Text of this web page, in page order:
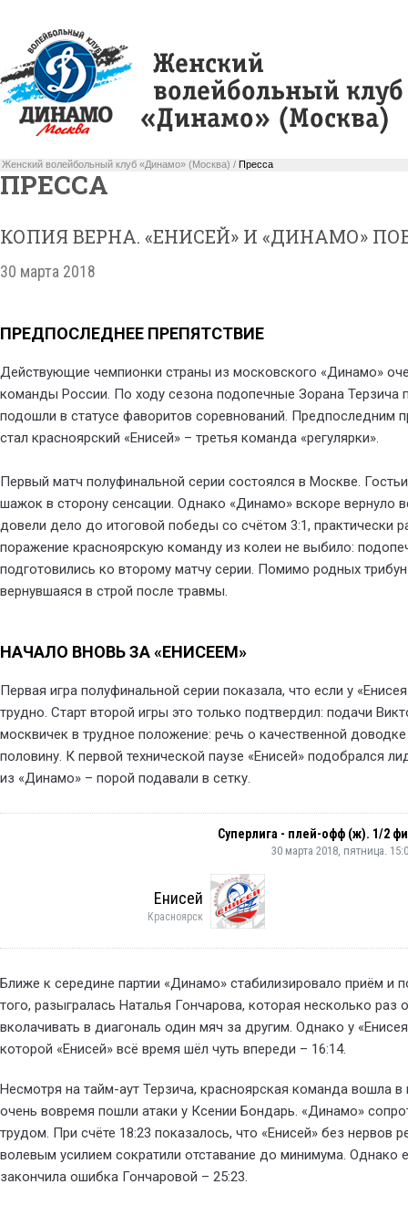
Женский волейбольный клуб «Динамо» (Москва) / Пресса
ПРЕССА
КОПИЯ ВЕРНА. «ЕНИСЕЙ» И «ДИНАМО»
30 марта 2018
ПРЕДПОСЛЕДНЕЕ ПРЕПЯТСТВИЕ
Действующие чемпионки страны из московского «Динамо»
команды России. По ходу сезона подопечные Зорана
подошли в статусе фаворитов соревнований. Предпоследним
стал красноярский «Енисей» – третья команда «регулярки».
Первый матч полуфинальной серии состоялся в Москве.
шажок в сторону сенсации. Однако «Динамо» вскоре вернуло
довели дело до итоговой победы со счётом 3:1, практически
поражение красноярскую команду из колеи не выбило:
подготовились ко второму матчу серии. Помимо родных
вернувшаяся в строй после травмы.
НАЧАЛО ВНОВЬ ЗА «ЕНИСЕЕМ»
Первая игра полуфинальной серии показала, что если у
трудно. Старт второй игры это только подтвердил: подачи
москвичек в трудное положение: речь о качественной
половину. К первой технической паузе «Енисей» подобрался
из «Динамо» – порой подавали в сетку.
Суперлига - плей-офф (ж). 1/2
30 марта 2018, пятница.
Енисей
Красноярск
Ближе к середине партии «Динамо» стабилизировало приём и
того, разыгралась Наталья Гончарова, которая несколько раз
вколачивать в диагональ один мяч за другим. Однако у
которой «Енисей» всё время шёл чуть впереди – 16:14.
Несмотря на тайм-аут Терзича, красноярская команда вошла
очень вовремя пошли атаки у Ксении Бондарь. «Динамо»
трудом. При счёте 18:23 показалось, что «Енисей» без нервов
волевым усилием сократили отставание до минимума.
закончила ошибка Гончаровой – 25:23.